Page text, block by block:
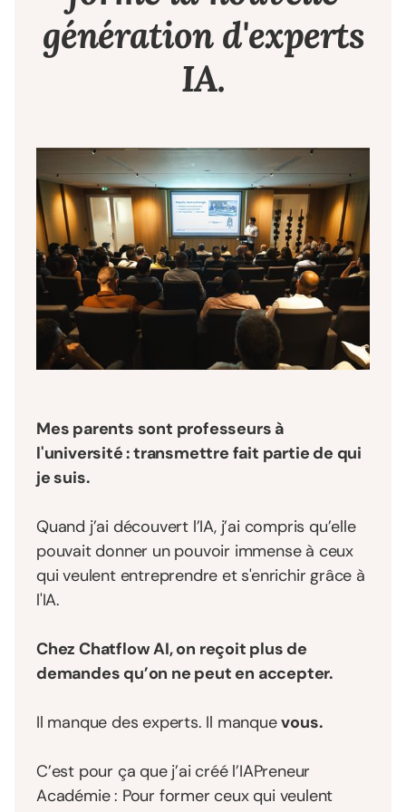
génération d'experts
IA.
Mes parents sont professeurs à
l'université : transmettre fait partie de qui
je suis.
Quand j’ai découvert l’IA, j’ai compris qu’elle
pouvait donner un pouvoir immense à ceux
qui veulent entreprendre et s'enrichir grâce à
l'IA.
Chez Chatflow AI, on reçoit plus de
demandes qu’on ne peut en accepter.
Il manque des experts. Il manquevous.
C’est pour ça que j’ai créé l’IAPreneur
Académie : Pour former ceux qui veulent